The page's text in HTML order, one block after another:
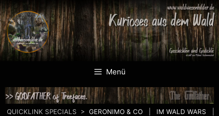
Menü
QUICKLINK SPECIALS > GERONIMO & CO IM WALD WARS